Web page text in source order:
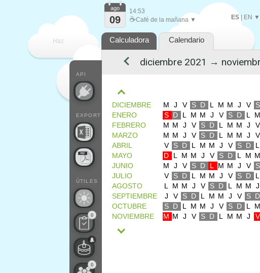
Haz
ES| EN ▼
API
EXPORT
ÚTILES
0
0
ago
09
14:53
☕Café de la mañana ▼
Calculadora Calendario
DICIEMBRE M J V S D L M M J V S
ENERO
S D L M M J V S D L M
FEBRERO
M M J V S D L M M J V
MARZO
M M J V S D L M M J V
ABRIL
V S D L M M J V S D L
MAYO
D L M M J V S D L M M
JUNIO
M J V S D L M M J V S
JULIO
V S D L M M J V S D L
AGOSTO
L M M J V S D L M M J
SEPTIEMBRE
J V S D L M M J V S D
OCTUBRE
S D L M M J V S D L M
NOVIEMBRE
M M J V S D L M M J V